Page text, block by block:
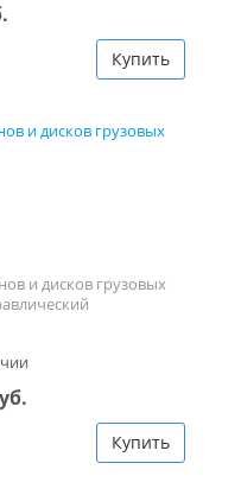
Купить
и дисков грузовых
Купить